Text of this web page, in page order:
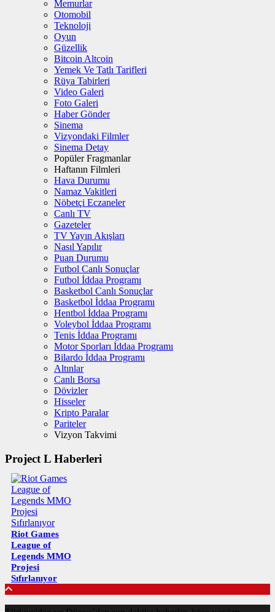
Memurlar
Otomobil
Teknoloji
Oyun
Güzellik
Bitcoin Altcoin
Yemek Ve Tatlı Tarifleri
Rüya Tabirleri
Video Galeri
Foto Galeri
Haber Gönder
Sinema
Vizyondaki Filmler
Sinema Detay
Popüler Fragmanlar
Haftanın Filmleri
Hava Durumu
Namaz Vakitleri
Nöbetçi Eczaneler
Canlı TV
Gazeteler
TV Yayın Akışları
Nasıl Yapılır
Puan Durumu
Futbol Canlı Sonuçlar
Futbol İddaa Programı
Basketbol Canlı Sonuçlar
Basketbol İddaa Programı
Hentbol İddaa Programı
Voleybol İddaa Programı
Tenis İddaa Programı
Motor Sporları İddaa Programı
Bilardo İddaa Programı
Altınlar
Canlı Borsa
Dövizler
Hisseler
Kripto Paralar
Pariteler
Vizyon Takvimi
Project L Haberleri
Riot Games
League of
Legends MMO
Projesi
Sıfırlanıyor